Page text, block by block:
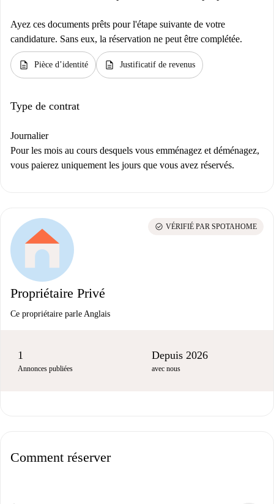
Ayez ces documents prêts pour l'étape suivante de votre
candidature. Sans eux, la réservation ne peut être complétée.
description Pièce d’identité description Justificatif de revenus
Type de contrat
Journalier
Pour les mois au cours desquels vous emménagez et déménagez,
vous paierez uniquement les jours que vous avez réservés.
Propriétaire Privé
Ce propriétaire parle Anglais
check_circle VÉRIFIÉ PAR SPOTAHOME
1
Annonces publiées
Depuis 2026
avec nous
Comment réserver